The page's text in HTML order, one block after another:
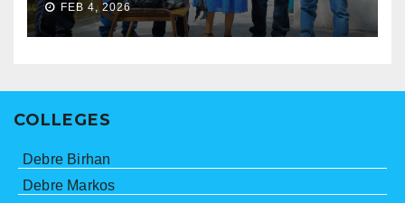
FEB 4, 2026
COLLEGES
Debre Birhan
Debre Markos